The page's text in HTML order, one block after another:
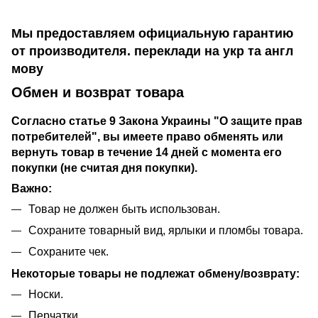
Мы предоставляем официальную гарантию
от производителя. переклади на укр та англ
мову
Обмен и возврат товара
Согласно статье 9 Закона Украины "О защите прав
потребителей", вы имеете право обменять или
вернуть товар в течение 14 дней с момента его
покупки (не считая дня покупки).
Важно:
Товар не должен быть использован.
Сохраните товарный вид, ярлыки и пломбы товара.
Сохраните чек.
Некоторые товары не подлежат обмену/возврату:
Носки.